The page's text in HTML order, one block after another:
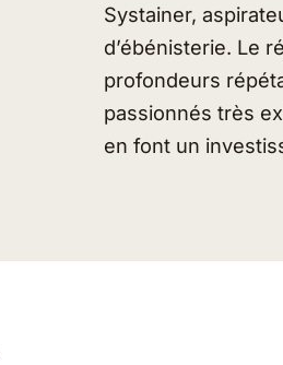
Systainer,
d’ébénisterie. Le
profondeurs
passionnés très
en font un